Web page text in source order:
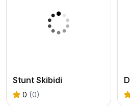
Stunt Skibidi
0 (0)